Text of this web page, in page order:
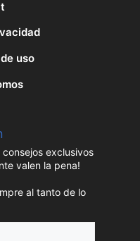
uso
exclusivos
valen la pena!
al tanto de lo